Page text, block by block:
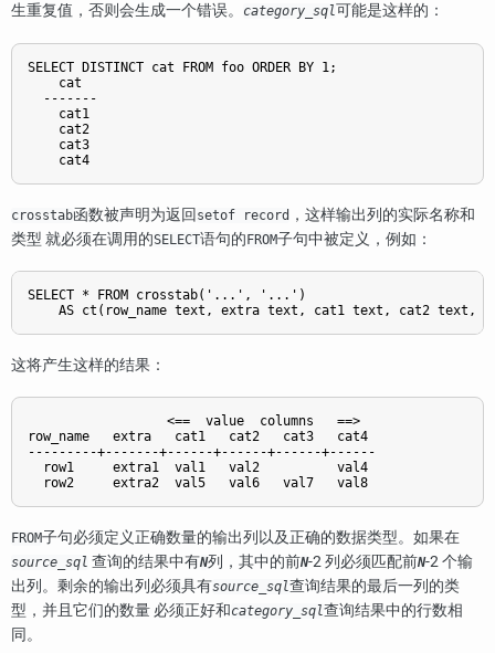
生重复值，否则会生成一个错误。
category_sql可能是这样的：
SELECT DISTINCT cat FROM foo ORDER BY 1;
    cat
  -------
    cat1
    cat2
    cat3
crosstab函数被声明为返回 setof record ，这样输出列的实际名称和
类型 就必须在调用的SELECT语句的 FROM子句中被定义，例如：
SELECT * FROM crosstab('...', '...')
这将产生这样的结果：
                  <==  value  columns   ==>
row_name   extra   cat1   cat2   cat3   cat4
---------+-------+------+------+------+------
  row1     extra1  val1   val2          val4
FROM子句必须定义正确数量的输出列以及正确的数据类型。如果在
source_sql 查询的结果中有N列，其中的前N-2 列必须匹配前N-2 个输
出列。剩余的输出列必须具有source_sql查询结果的最后一列的类
型，并且它们的数量 必须正好和category_sql查询结果中的行数相
同。